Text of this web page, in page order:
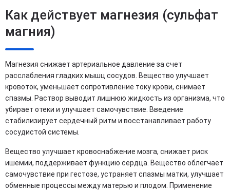
Как действует магнезия (сульфат
магния)
Магнезия снижает артериальное давление за счет
расслабления гладких мышц сосудов. Вещество улучшает
кровоток, уменьшает сопротивление току крови, снимает
спазмы. Раствор выводит лишнюю жидкость из организма, что
убирает отеки и улучшает самочувствие. Введение
стабилизирует сердечный ритм и восстанавливает работу
сосудистой системы.
Вещество улучшает кровоснабжение мозга, снижает риск
ишемии, поддерживает функцию сердца. Вещество облегчает
самочувствие при гестозе, устраняет спазмы матки, улучшает
обменные процессы между матерью и плодом. Применение